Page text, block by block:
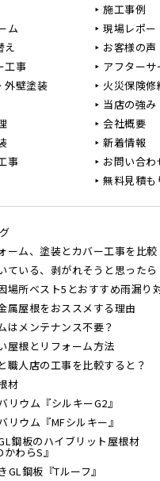
ム
え
工事
外壁塗装
事
施工事例
現場レポー
お客様の声
アフターサ
火災保険修
当店の強み
会社概要
新着情報
お問い合わ
無料見積も
ーム、塗装とカバー工事を比較
ている、剥がれそうと思ったら
場所ベスト5とおすすめ雨漏り
属屋根をおススメする理由
はメンテナンス不要？
屋根とリフォーム方法
職人店の工事を比較すると？
材
リウム『シルキーG2』
リウム『MFシルキー』
鋼板のハイブリット屋根材
かわらS』
GL鋼板『Tルーフ』